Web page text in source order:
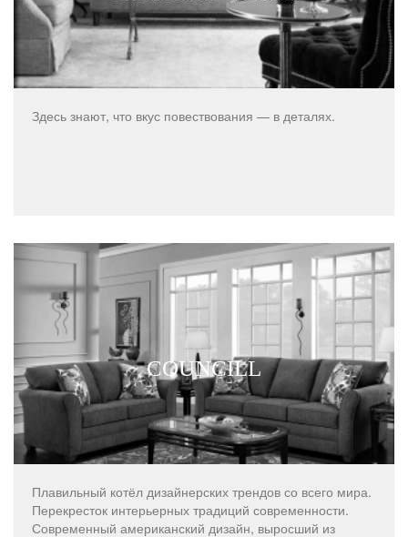
Здесь знают, что вкус повествования — в деталях.
COUNCILL
Плавильный котёл дизайнерских трендов со всего мира.
Перекресток интерьерных традиций современности.
Современный американский дизайн, выросший из